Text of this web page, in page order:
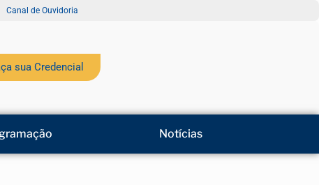
Canal de Ouvidoria
sua Credencial
Notícias